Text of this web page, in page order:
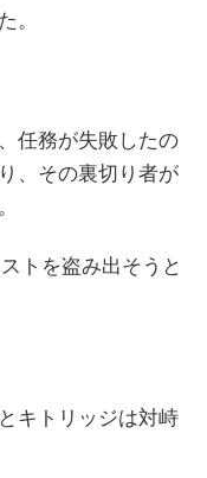
。
任務が失敗したの
、その裏切り者が
トを盗み出そうと
キトリッジは対峙